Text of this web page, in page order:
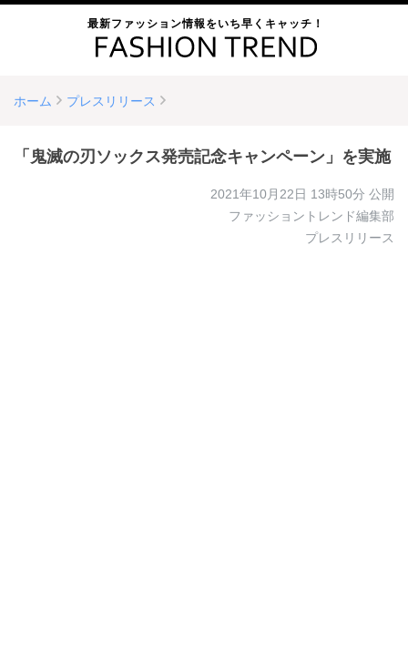
最新ファッション情報をいち早くキャッチ！
ホーム プレスリリース
「鬼滅の刃ソックス発売記念キャンペーン」を実施
2021年10月22日 13時50分 公開
ファッショントレンド編集部
プレスリリース